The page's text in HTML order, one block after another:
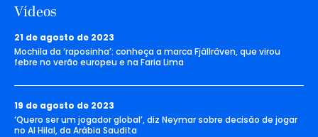
Vídeos
21 de agosto de 2023
Mochila da ‘raposinha’: conheça a marca Fjällräven, que virou
febre no verão europeu e na Faria Lima
19 de agosto de 2023
‘Quero ser um jogador global’, diz Neymar sobre decisão de jogar
no Al Hilal, da Arábia Saudita